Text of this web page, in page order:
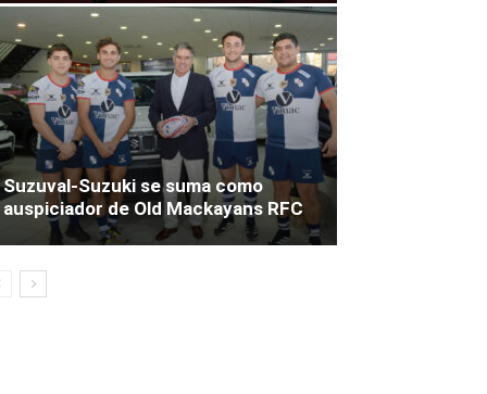
Suzuval-Suzuki se suma como
auspiciador de Old Mackayans RFC